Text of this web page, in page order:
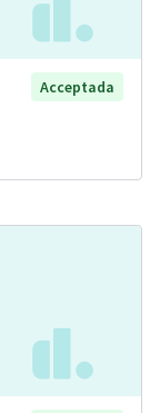
Acceptada